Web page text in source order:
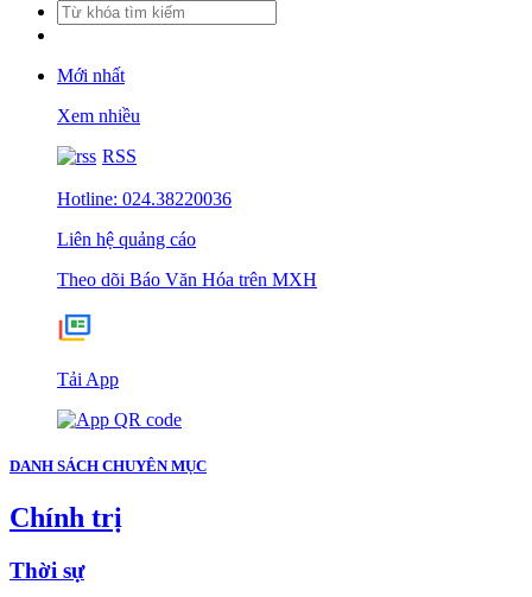
Mới nhất
Xem nhiều
RSS
Hotline: 024.38220036
Liên hệ quảng cáo
Theo dõi Báo Văn Hóa trên MXH
Tải App
DANH SÁCH CHUYÊN MỤC
Chính trị
Thời sự